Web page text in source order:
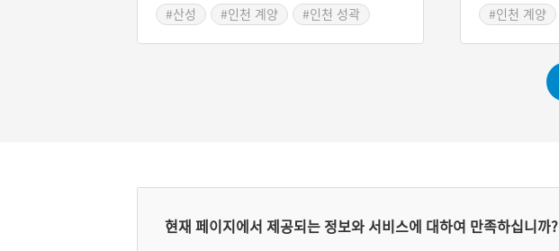
어 지방행정과 통치의 중심으로 사용된 것으로
#산성
#인천 계양 #인천 성곽
#인천 계양
현재 페이지에서 제공되는 정보와 서비스에 대하여 만족하십니까?